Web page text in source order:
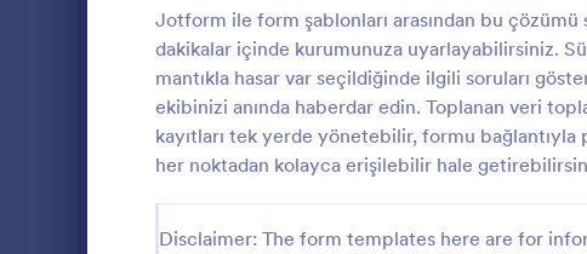
Jotform ile form şablonları arasından bu
dakikalar içinde kurumunuza uyarlayabilirsiniz.
mantıkla hasar var seçildiğinde ilgili soruları
ekibinizi anında haberdar edin. Toplanan veri
kayıtları tek yerde yönetebilir, formu
her noktadan kolayca erişilebilir hale
Disclaimer: The form templates here are for
veri toplama ile
bulguları
tek yerde takip
Go to Category:
Otomotiv
Pazarlama Formları 53
Fotoğrafçılık Formları 74
Kamu Yönetimi Formları 34
SEO Formları 3